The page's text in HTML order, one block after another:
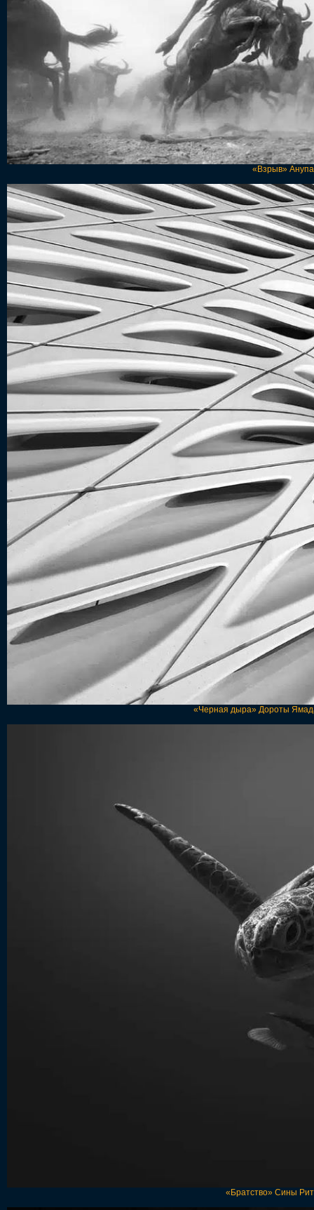
«Взрыв»
«Черная дыра» Дороты
«Братство» Сины